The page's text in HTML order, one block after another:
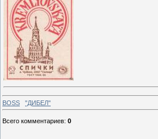
BOSS "ДИБЕЛ"
Всего комментариев: 0